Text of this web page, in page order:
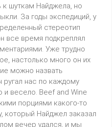
шуткам Найджела, но
За годы экспедиций, у
стереотип
все время подкреплял
Уже трудно
настолько много он их
можно назвать
нас по каждому
и весело. Beef and Wine
порциями какого-то
который Найджел заказал
вечер удался, и мы